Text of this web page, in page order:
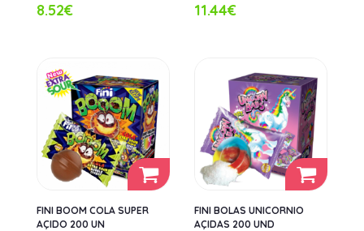
8.52€ 11.44€
FINI BOOM COLA SUPER
AÇIDO 200 UN
FINI BOLAS UNICORNIO
AÇIDAS 200 UND